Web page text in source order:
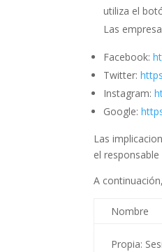
utiliza el
Las
Facebook:
Twitter:
Instagram:
Google:
Las
el
A
Nombre
Propia: